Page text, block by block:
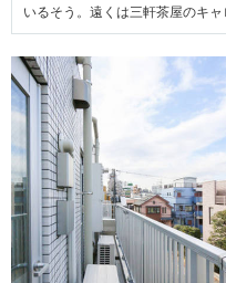
いるそう。遠くは三軒茶屋のキ